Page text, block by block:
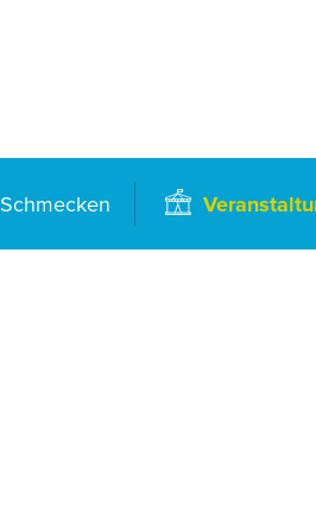
Schmecken